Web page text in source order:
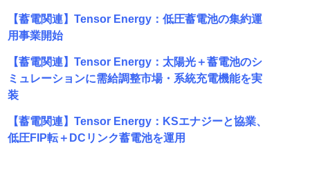
【蓄電関連】Tensor Energy：低圧蓄電池の集約運
用事業開始
【蓄電関連】Tensor Energy：太陽光＋蓄電池のシ
ミュレーションに需給調整市場・系統充電機能を実
装
【蓄電関連】Tensor Energy：KSエナジーと協業、
低圧FIP転＋DCリンク蓄電池を運用